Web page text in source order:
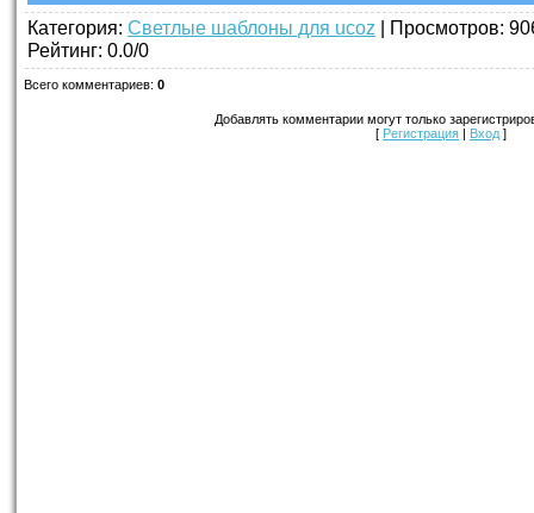
Категория: Светлые шаблоны для ucoz | Просмотров:
Рейтинг: 0.0/0
Всего комментариев: 0
Добавлять комментарии могут только
[ Регистрация | Вход ]